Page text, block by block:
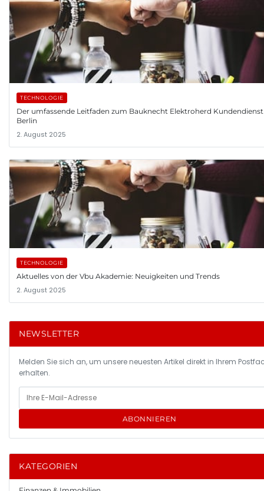
TECHNOLOGIE
Der umfassende Leitfaden zum Bauknecht Elektroherd
Berlin
2. August 2025
TECHNOLOGIE
Aktuelles von der Vbu Akademie: Neuigkeiten und Trends
2. August 2025
NEWSLETTER
Melden Sie sich an, um unsere neuesten Artikel direkt in Ihrem
erhalten.
ABONNIEREN
KATEGORIEN